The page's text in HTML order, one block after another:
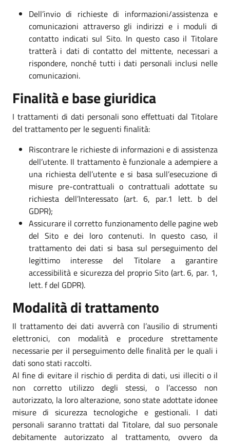
Dell’invio di richieste di informazioni/assistenza e
comunicazioni attraverso gli indirizzi e i moduli di
contatto indicati sul Sito. In questo caso il Titolare
tratterà i dati di contatto del mittente, necessari a
rispondere, nonché tutti i dati personali inclusi nelle
comunicazioni.
Finalità e base giuridica
I trattamenti di dati personali sono effettuati dal Titolare
del trattamento per le seguenti finalità:
Riscontrare le richieste di informazioni e di assistenza
dell’utente. Il trattamento è funzionale a adempiere a
una richiesta dell’utente e si basa sull’esecuzione di
misure pre-contrattuali o contrattuali adottate su
richiesta dell’Interessato (art. 6, par.1 lett. b del
GDPR);
Assicurare il corretto funzionamento delle pagine web
del Sito e dei loro contenuti. In questo caso, il
trattamento dei dati si basa sul perseguimento del
legittimo interesse del Titolare a garantire
accessibilità e sicurezza del proprio Sito (art. 6, par. 1,
lett. f del GDPR).
Modalità di trattamento
Il trattamento dei dati avverrà con l’ausilio di strumenti
elettronici, con modalità e procedure strettamente
necessarie per il perseguimento delle finalità per le quali i
dati sono stati raccolti.
Al fine di evitare il rischio di perdita di dati, usi illeciti o il
non corretto utilizzo degli stessi, o l’accesso non
autorizzato, la loro alterazione, sono state adottate idonee
misure di sicurezza tecnologiche e gestionali. I dati
personali saranno trattati dal Titolare, dal suo personale
debitamente autorizzato al trattamento, ovvero da